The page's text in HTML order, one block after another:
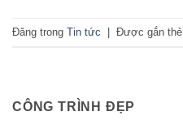
Đăng trong Tin tức | Được gắn thẻ
CÔNG TRÌNH ĐẸP